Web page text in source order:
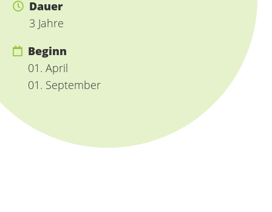
Dauer
3 Jahre
Beginn
01. April
01. September